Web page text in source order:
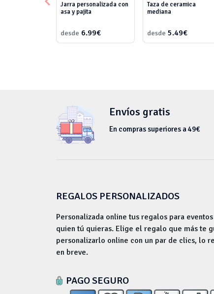
Jarra personalizada con
asa y pajita
desde 6.99€
Taza de ceramica
mediana
desde 5.49€
Envíos gratis
En compras superiores a 49€
REGALOS PERSONALIZADOS
Personalizada online tus regalos para
quien tú quieras. Elige el regalo que más te
personalizarlo online con un par de clics, lo
en breve.
PAGO SEGURO